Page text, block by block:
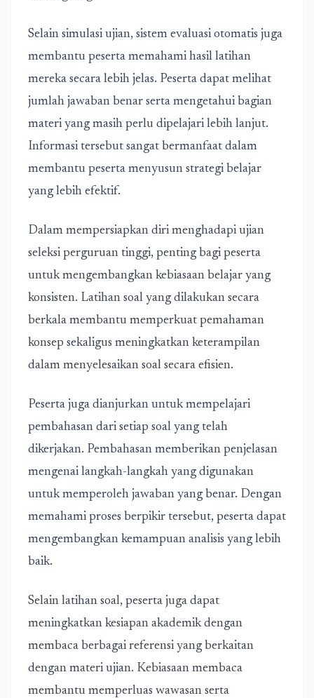
Selain simulasi ujian, sistem evaluasi otomatis juga
membantu peserta memahami hasil latihan
mereka secara lebih jelas. Peserta dapat melihat
jumlah jawaban benar serta mengetahui bagian
materi yang masih perlu dipelajari lebih lanjut.
Informasi tersebut sangat bermanfaat dalam
membantu peserta menyusun strategi belajar
yang lebih efektif.
Dalam mempersiapkan diri menghadapi ujian
seleksi perguruan tinggi, penting bagi peserta
untuk mengembangkan kebiasaan belajar yang
konsisten. Latihan soal yang dilakukan secara
berkala membantu memperkuat pemahaman
konsep sekaligus meningkatkan keterampilan
dalam menyelesaikan soal secara efisien.
Peserta juga dianjurkan untuk mempelajari
pembahasan dari setiap soal yang telah
dikerjakan. Pembahasan memberikan penjelasan
mengenai langkah-langkah yang digunakan
untuk memperoleh jawaban yang benar. Dengan
memahami proses berpikir tersebut, peserta dapat
mengembangkan kemampuan analisis yang lebih
baik.
Selain latihan soal, peserta juga dapat
meningkatkan kesiapan akademik dengan
membaca berbagai referensi yang berkaitan
dengan materi ujian. Kebiasaan membaca
membantu memperluas wawasan serta